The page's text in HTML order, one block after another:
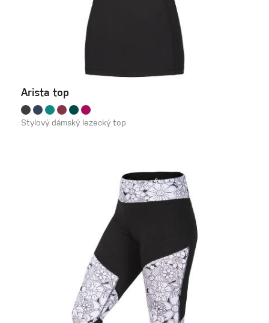
Arista top
Stylový dámský lezecký top